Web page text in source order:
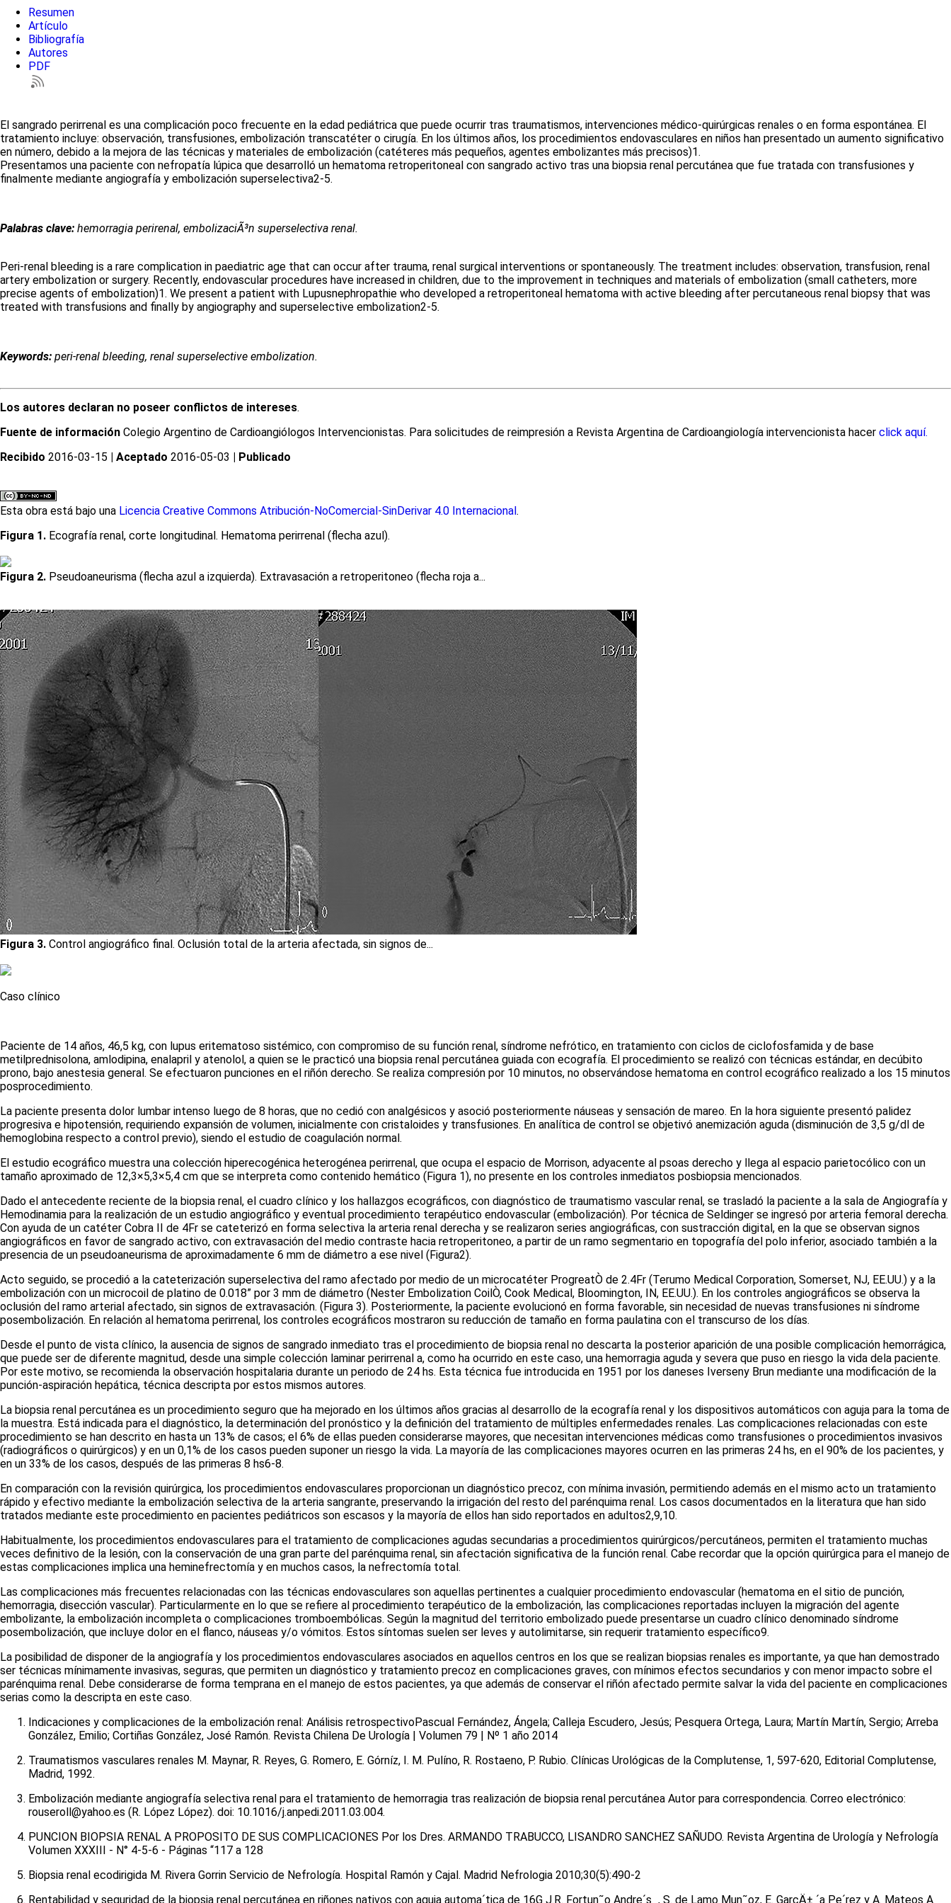
Resumen
Artículo
Bibliografía
Autores
PDF
El sangrado perirrenal es una complicación poco frecuente en la edad pediátrica que puede ocurrir tras traumatismos, intervenciones médico-quirúrgicas renales o en forma espontánea. El
tratamiento incluye: observación, transfusiones, embolización transcatéter o cirugía. En los últimos años, los procedimientos endovasculares en niños han presentado un aumento significativo
en número, debido a la mejora de las técnicas y materiales de embolización (catéteres más pequeños, agentes embolizantes más precisos)1.
Presentamos una paciente con nefropatía lúpica que desarrolló un hematoma retroperitoneal con sangrado activo tras una biopsia renal percutánea que fue tratada con transfusiones y
finalmente mediante angiografía y embolización superselectiva2-5.
Palabras clave: hemorragia perirenal, embolizaciÃ³n superselectiva renal.
Peri-renal bleeding is a rare complication in paediatric age that can occur after trauma, renal surgical interventions or spontaneously. The treatment includes: observation, transfusion, renal
artery embolization or surgery. Recently, endovascular procedures have increased in children, due to the improvement in techniques and materials of embolization (small catheters, more
precise agents of embolization)1. We present a patient with Lupusnephropathie who developed a retroperitoneal hematoma with active bleeding after percutaneous renal biopsy that was
treated with transfusions and finally by angiography and superselective embolization2-5.
Keywords: peri-renal bleeding, renal superselective embolization.
Los autores declaran no poseer conflictos de intereses.
Fuente de información Colegio Argentino de Cardioangiólogos Intervencionistas. Para solicitudes de reimpresión a Revista Argentina de Cardioangiología intervencionista hacer click aquí.
Recibido 2016-03-15 | Aceptado 2016-05-03 | Publicado
Esta obra está bajo una Licencia Creative Commons Atribución-NoComercial-SinDerivar 4.0 Internacional.
Figura 1. Ecografía renal, corte longitudinal. Hematoma perirrenal (flecha azul).
Figura 2. Pseudoaneurisma (flecha azul a izquierda). Extravasación a retroperitoneo (flecha roja a...
Figura 3. Control angiográfico final. Oclusión total de la arteria afectada, sin signos de...
Caso clínico
Paciente de 14 años, 46,5 kg, con lupus eritematoso sistémico, con compromiso de su función renal, síndrome nefrótico, en tratamiento con ciclos de ciclofosfamida y de base
metilprednisolona, amlodipina, enalapril y atenolol, a quien se le practicó una biopsia renal percutánea guiada con ecografía. El procedimiento se realizó con técnicas estándar, en decúbito
prono, bajo anestesia general. Se efectuaron punciones en el riñón derecho. Se realiza compresión por 10 minutos, no observándose hematoma en control ecográfico realizado a los 15 minutos
posprocedimiento.
La paciente presenta dolor lumbar intenso luego de 8 horas, que no cedió con analgésicos y asoció posteriormente náuseas y sensación de mareo. En la hora siguiente presentó palidez
progresiva e hipotensión, requiriendo expansión de volumen, inicialmente con cristaloides y transfusiones. En analítica de control se objetivó anemización aguda (disminución de 3,5 g/dl de
hemoglobina respecto a control previo), siendo el estudio de coagulación normal.
El estudio ecográfico muestra una colección hiperecogénica heterogénea perirrenal, que ocupa el espacio de Morrison, adyacente al psoas derecho y llega al espacio parietocólico con un
tamaño aproximado de 12,3×5,3×5,4 cm que se interpreta como contenido hemático (Figura 1), no presente en los controles inmediatos posbiopsia mencionados.
Dado el antecedente reciente de la biopsia renal, el cuadro clínico y los hallazgos ecográficos, con diagnóstico de traumatismo vascular renal, se trasladó la paciente a la sala de Angiografía y
Hemodinamia para la realización de un estudio angiográfico y eventual procedimiento terapéutico endovascular (embolización). Por técnica de Seldinger se ingresó por arteria femoral derecha.
Con ayuda de un catéter Cobra II de 4Fr se cateterizó en forma selectiva la arteria renal derecha y se realizaron series angiográficas, con sustracción digital, en la que se observan signos
angiográficos en favor de sangrado activo, con extravasación del medio contraste hacia retroperitoneo, a partir de un ramo segmentario en topografía del polo inferior, asociado también a la
presencia de un pseudoaneurisma de aproximadamente 6 mm de diámetro a ese nivel (Figura2).
Acto seguido, se procedió a la cateterización superselectiva del ramo afectado por medio de un microcatéter ProgreatÒ de 2.4Fr (Terumo Medical Corporation, Somerset, NJ, EE.UU.) y a la
embolización con un microcoil de platino de 0.018” por 3 mm de diámetro (Nester Embolization CoilÒ, Cook Medical, Bloomington, IN, EE.UU.). En los controles angiográficos se observa la
oclusión del ramo arterial afectado, sin signos de extravasación. (Figura 3). Posteriormente, la paciente evolucionó en forma favorable, sin necesidad de nuevas transfusiones ni síndrome
posembolización. En relación al hematoma perirrenal, los controles ecográficos mostraron su reducción de tamaño en forma paulatina con el transcurso de los días.
Desde el punto de vista clínico, la ausencia de signos de sangrado inmediato tras el procedimiento de biopsia renal no descarta la posterior aparición de una posible complicación hemorrágica,
que puede ser de diferente magnitud, desde una simple colección laminar perirrenal a, como ha ocurrido en este caso, una hemorragia aguda y severa que puso en riesgo la vida dela paciente.
Por este motivo, se recomienda la observación hospitalaria durante un periodo de 24 hs. Esta técnica fue introducida en 1951 por los daneses Iverseny Brun mediante una modificación de la
punción-aspiración hepática, técnica descripta por estos mismos autores.
La biopsia renal percutánea es un procedimiento seguro que ha mejorado en los últimos años gracias al desarrollo de la ecografía renal y los dispositivos automáticos con aguja para la toma de
la muestra. Está indicada para el diagnóstico, la determinación del pronóstico y la definición del tratamiento de múltiples enfermedades renales. Las complicaciones relacionadas con este
procedimiento se han descrito en hasta un 13% de casos; el 6% de ellas pueden considerarse mayores, que necesitan intervenciones médicas como transfusiones o procedimientos invasivos
(radiográficos o quirúrgicos) y en un 0,1% de los casos pueden suponer un riesgo la vida. La mayoría de las complicaciones mayores ocurren en las primeras 24 hs, en el 90% de los pacientes, y
en un 33% de los casos, después de las primeras 8 hs6-8.
En comparación con la revisión quirúrgica, los procedimientos endovasculares proporcionan un diagnóstico precoz, con mínima invasión, permitiendo además en el mismo acto un tratamiento
rápido y efectivo mediante la embolización selectiva de la arteria sangrante, preservando la irrigación del resto del parénquima renal. Los casos documentados en la literatura que han sido
tratados mediante este procedimiento en pacientes pediátricos son escasos y la mayoría de ellos han sido reportados en adultos2,9,10.
Habitualmente, los procedimientos endovasculares para el tratamiento de complicaciones agudas secundarias a procedimientos quirúrgicos/percutáneos, permiten el tratamiento muchas
veces definitivo de la lesión, con la conservación de una gran parte del parénquima renal, sin afectación significativa de la función renal. Cabe recordar que la opción quirúrgica para el manejo de
estas complicaciones implica una heminefrectomía y en muchos casos, la nefrectomía total.
Las complicaciones más frecuentes relacionadas con las técnicas endovasculares son aquellas pertinentes a cualquier procedimiento endovascular (hematoma en el sitio de punción,
hemorragia, disección vascular). Particularmente en lo que se refiere al procedimiento terapéutico de la embolización, las complicaciones reportadas incluyen la migración del agente
embolizante, la embolización incompleta o complicaciones tromboembólicas. Según la magnitud del territorio embolizado puede presentarse un cuadro clínico denominado síndrome
posembolización, que incluye dolor en el flanco, náuseas y/o vómitos. Estos síntomas suelen ser leves y autolimitarse, sin requerir tratamiento específico9.
La posibilidad de disponer de la angiografía y los procedimientos endovasculares asociados en aquellos centros en los que se realizan biopsias renales es importante, ya que han demostrado
ser técnicas mínimamente invasivas, seguras, que permiten un diagnóstico y tratamiento precoz en complicaciones graves, con mínimos efectos secundarios y con menor impacto sobre el
parénquima renal. Debe considerarse de forma temprana en el manejo de estos pacientes, ya que además de conservar el riñón afectado permite salvar la vida del paciente en complicaciones
serias como la descripta en este caso.
Indicaciones y complicaciones de la embolización renal: Análisis retrospectivoPascual Fernández, Ángela; Calleja Escudero, Jesús; Pesquera Ortega, Laura; Martín Martín, Sergio; Arreba
González, Emilio; Cortiñas González, José Ramón. Revista Chilena De Urología | Volumen 79 | Nº 1 año 2014
Traumatismos vasculares renales M. Maynar, R. Reyes, G. Romero, E. Górníz, I. M. Pulíno, R. Rostaeno, P. Rubio. Clínicas Urológicas de la Complutense, 1, 597-620, Editorial Complutense,
Madrid, 1992.
Embolización mediante angiografía selectiva renal para el tratamiento de hemorragia tras realización de biopsia renal percutánea Autor para correspondencia. Correo electrónico:
rouseroll@yahoo.es (R. López López). doi: 10.1016/j.anpedi.2011.03.004.
PUNCION BIOPSIA RENAL A PROPOSITO DE SUS COMPLICACIONES Por los Dres. ARMANDO TRABUCCO, LISANDRO SANCHEZ SAÑUDO. Revista Argentina de Urología y Nefrología
Volumen XXXIII - N° 4-5-6 - Páginas “117 a 128
Biopsia renal ecodirigida M. Rivera Gorrin Servicio de Nefrología. Hospital Ramón y Cajal. Madrid Nefrologia 2010;30(5):490-2
Rentabilidad y seguridad de la biopsia renal percutánea en riñones nativos con aguja automa´tica de 16G J.R. Fortun˜o Andre´s_, S. de Lamo Mun˜oz, E. GarcÄ± ´a Pe´rez y A. Mateos A